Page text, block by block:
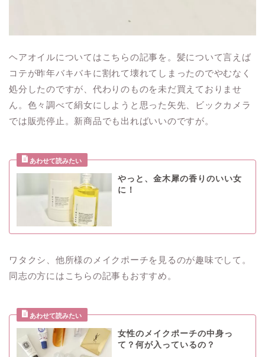
ヘアオイルについてはこちらの記事を。髪について言えば
コテが昨年バキバキに割れて壊れてしまったのでやむなく
処分したのですが、代わりのものを未だ買えておりませ
ん。色々調べて絹女にしようと思った矢先、ビックカメラ
では販売停止。新商品でも出ればいいのですが。
やっと、金木犀の香りのいい女
に！
ワタクシ、他所様のメイクポーチを見るのが趣味でして。
同志の方にはこちらの記事もおすすめ。
女性のメイクポーチの中身っ
て？何が入っているの？